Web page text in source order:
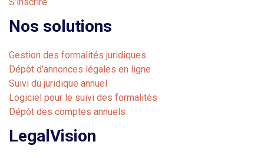
Nos solutions
Gestion des formalités juridiques
Dépôt d’annonces légales en ligne
Suivi du juridique annuel
Logiciel pour le suivi des formalités
Dépôt des comptes annuels
LegalVision